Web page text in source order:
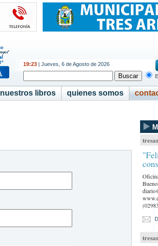
19:23 | Jueves, 6 de Agosto de 2026
nuestros libros quienes somos